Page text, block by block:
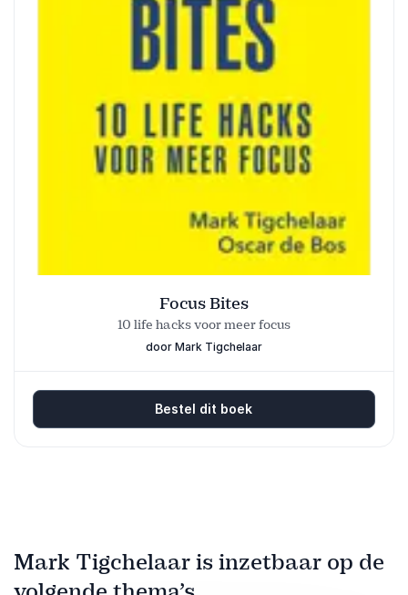
Focus Bites
10 life hacks voor meer focus
door Mark Tigchelaar
Bestel dit boek
Mark Tigchelaar is inzetbaar op de